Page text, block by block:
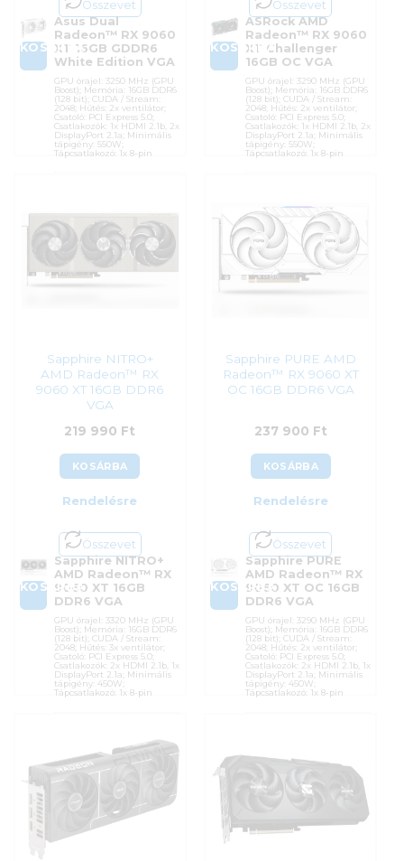
Összevet
KOSÁRBA
Asus Dual
Radeon™ RX 9060
XT 16GB GDDR6
White Edition VGA
GPU órajel: 3250 MHz (GPU
Boost); Memória: 16GB DDR6
(128 bit); CUDA / Stream:
2048; Hűtés: 2x ventilátor;
Csatoló: PCI Express 5.0;
Csatlakozók: 1x HDMI 2.1b, 2x
DisplayPort 2.1a; Minimális
tápigény: 550W;
Tápcsatlakozó: 1x 8-pin
Gyártó:
Asus
Garanciaidő: 36 hónap
ÁFA: 27%
Azonosító:55622
Összevet
KOSÁRBA
ASRock AMD
Radeon™ RX 9060
XT Challenger
16GB OC VGA
GPU órajel: 3290 MHz (GPU
Boost); Memória: 16GB DDR6
(128 bit); CUDA / Stream:
2048; Hűtés: 2x ventilátor;
Csatoló: PCI Express 5.0;
Csatlakozók: 1x HDMI 2.1b, 2x
DisplayPort 2.1a; Minimális
tápigény: 550W;
Tápcsatlakozó: 1x 8-pin
Gyártó:ASRock
Garanciaidő:
36 hónap
ÁFA: 27%
Azonosító:
209 900
Sapphire NITRO+
AMD Radeon™ RX
9060 XT 16GB DDR6
VGA
219 990 Ft
KOSÁRBA
Rendelésre
Összevet
KOSÁRBA
Sapphire NITRO+
AMD Radeon™ RX
9060 XT 16GB
DDR6 VGA
GPU órajel: 3320 MHz (GPU
Boost); Memória: 16GB DDR6
(128 bit); CUDA / Stream:
2048; Hűtés: 3x ventilátor;
Csatoló: PCI Express 5.0;
Csatlakozók: 2x HDMI 2.1b, 1x
DisplayPort 2.1a; Minimális
tápigény: 450W;
Tápcsatlakozó: 1x 8-pin
Gyártó:Sapphire
Garanciaidő:36 hónap
Azonosító:
219 990
Sapphire PURE AMD
Radeon™ RX 9060 XT
OC 16GB DDR6 VGA
237 900 Ft
KOSÁRBA
Rendelésre
Összevet
KOSÁRBA
Sapphire PURE
AMD Radeon™ RX
9060 XT OC 16GB
DDR6 VGA
GPU órajel: 3290 MHz (GPU
Boost); Memória: 16GB DDR6
(128 bit); CUDA / Stream:
2048; Hűtés: 2x ventilátor;
Csatoló: PCI Express 5.0;
Csatlakozók: 2x HDMI 2.1b, 1x
DisplayPort 2.1a; Minimális
tápigény: 450W;
Tápcsatlakozó: 1x 8-pin
Gyártó:
Garanciaidő:
ÁFA:27%
237 900Ft